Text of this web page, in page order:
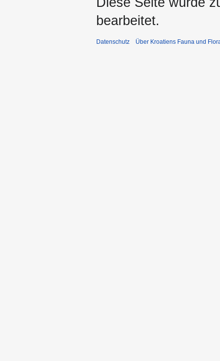
bearbeitet.
Datenschutz Über Kroatiens Fauna und